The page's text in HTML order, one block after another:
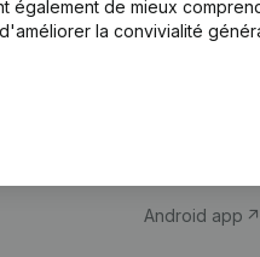
également de mieux
la convivialité
Monitoring
Android app